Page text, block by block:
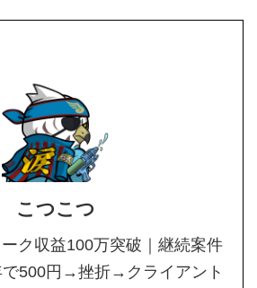
こつこつ
ク収益100万突破｜継続案件
で500円→挫折→クライアント